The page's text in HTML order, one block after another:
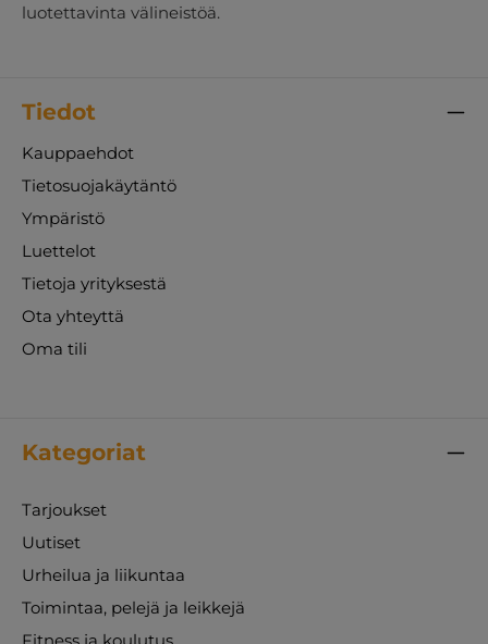
luotettavinta välineistöä.
Tiedot
Kauppaehdot
Tietosuojakäytäntö
Ympäristö
Luettelot
Tietoja yrityksestä
Ota yhteyttä
Oma tili
Kategoriat
Tarjoukset
Uutiset
Urheilua ja liikuntaa
Toimintaa, pelejä ja leikkejä
Fitness ja koulutus